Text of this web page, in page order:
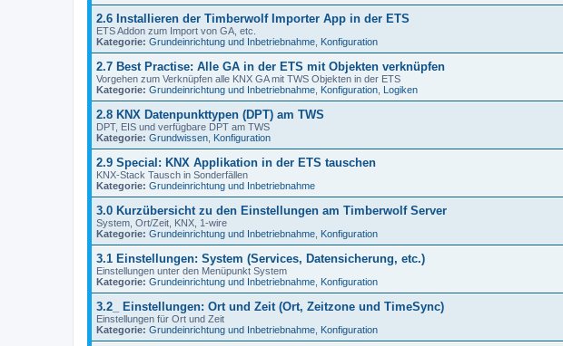
2.6 Installieren der Timberwolf Importer App in der ETS
ETS Addon zum Import von GA, etc.
Kategorie: Grundeinrichtung und Inbetriebnahme Konfiguration
2.7 Best Practise: Alle GA in der ETS mit Objekten verknüpfen
Vorgehen zum Verknüpfen alle KNX GA mit TWS Objekten in der ETS
Kategorie: Grundeinrichtung und Inbetriebnahme Konfiguration Logiken
2.8 KNX Datenpunkttypen (DPT) am TWS
DPT, EIS und verfügbare DPT am TWS
Kategorie: Grundwissen Konfiguration
2.9 Special: KNX Applikation in der ETS tauschen
KNX-Stack Tausch in Sonderfällen
Kategorie: Grundeinrichtung und Inbetriebnahme
3.0 Kurzübersicht zu den Einstellungen am Timberwolf Server
System, Ort/Zeit, KNX, 1-wire
Kategorie: Grundeinrichtung und Inbetriebnahme Konfiguration
3.1 Einstellungen: System (Services, Datensicherung, etc.)
Einstellungen unter den Menüpunkt System
Kategorie: Grundeinrichtung und Inbetriebnahme Konfiguration
3.2_ Einstellungen: Ort und Zeit (Ort, Zeitzone und TimeSync)
Einstellungen für Ort und Zeit
Kategorie: Grundeinrichtung und Inbetriebnahme Konfiguration